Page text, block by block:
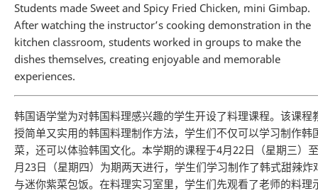
Students made Sweet and Spicy Fried Chicken, mini Gimbap.
After watching the instructor’s cooking demonstration in the
kitchen classroom, students worked in groups to make the
dishes themselves, creating enjoyable and memorable
experiences.
韩国语学堂为对韩国料理感兴趣的学生开设了料理课程。该课程
授简单又实用的韩国料理制作方法，学生们不仅可以学习制作韩
菜，还可以体验韩国文化。本学期的课程于4月22日（星期三）
月23日（星期四）为期两天进行，学生们学习制作了韩式甜辣炸
与迷你紫菜包饭。在料理实习室里，学生们先观看了老师的料理